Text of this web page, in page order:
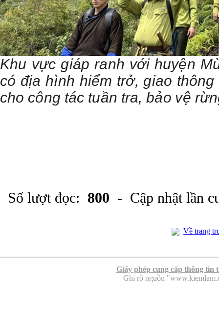
Khu vực giáp ranh với huyện
có địa hình hiểm trở, giao
cho công tác tuần tra, bảo vệ
Số lượt đọc: 800 - Cập nhật lần
Về trang
Giấy phép cung cấp thông tin
Ghi rõ nguồn